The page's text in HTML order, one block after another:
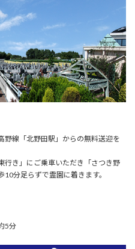
野線「北野田駅」からの無料送迎を
き」にご乗車いただき「さつき野
分足らずで霊園に着きます。
5分